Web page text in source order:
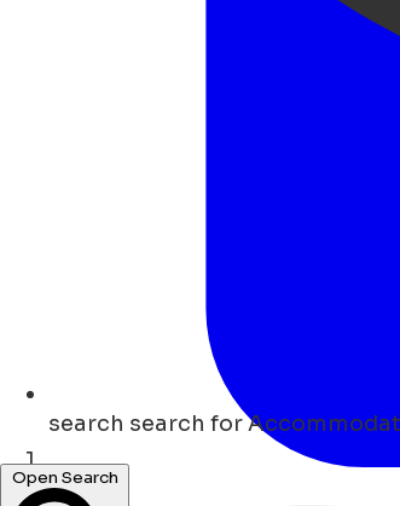
search search for
Open Search
Lar